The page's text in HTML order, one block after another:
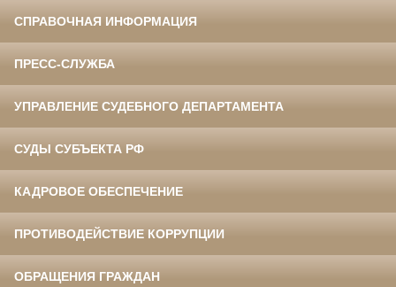
СПРАВОЧНАЯ ИНФОРМАЦИЯ
ПРЕСС-СЛУЖБА
УПРАВЛЕНИЕ СУДЕБНОГО ДЕПАРТАМЕНТА
СУДЫ СУБЪЕКТА РФ
КАДРОВОЕ ОБЕСПЕЧЕНИЕ
ПРОТИВОДЕЙСТВИЕ КОРРУПЦИИ
ОБРАЩЕНИЯ ГРАЖДАН